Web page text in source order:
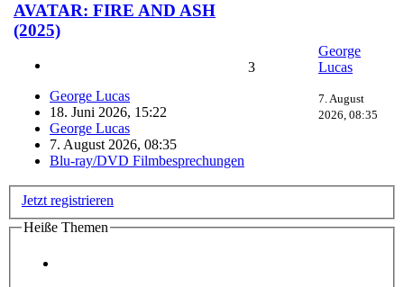
AVATAR: FIRE AND ASH
(2025)
George Lucas
18. Juni 2026, 15:22
George Lucas
7. August 2026, 08:35
Blu-ray/DVD Filmbesprechungen
3
George
Lucas
7. August
2026, 08:35
Jetzt registrieren
Heiße Themen